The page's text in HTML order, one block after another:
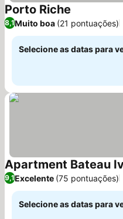
Porto Riche
8,1Muito boa (21 pontuações)
Selecione as datas para
Apartment Bateau
9,1Excelente (75 pontuações)
Selecione as datas para